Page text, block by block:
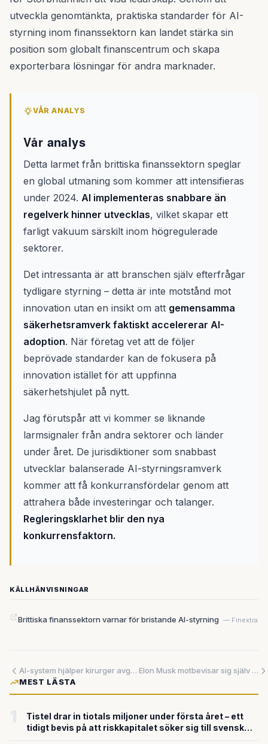
utveckla genomtänkta, praktiska standarder för AI-
styrning inom finanssektorn kan landet stärka sin
position som globalt finanscentrum och skapa
exporterbara lösningar för andra marknader.
VÅR ANALYS
Vår analys
Detta larmet från brittiska finanssektorn speglar
en global utmaning som kommer att intensifieras
under 2024. AI implementeras snabbare än
regelverk hinner utvecklas, vilket skapar ett
farligt vakuum särskilt inom högregulerade
sektorer.
Det intressanta är att branschen själv efterfrågar
tydligare styrning – detta är inte motstånd mot
innovation utan en insikt om att gemensamma
säkerhetsramverk faktiskt accelererar AI-
adoption. När företag vet att de följer
beprövade standarder kan de fokusera på
innovation istället för att uppfinna
säkerhetshjulet på nytt.
Jag förutspår att vi kommer se liknande
larmsignaler från andra sektorer och länder
under året. De jurisdiktioner som snabbast
utvecklar balanserade AI-styrningsramverk
kommer att få konkurransfördelar genom att
attrahera både investeringar och talanger.
Regleringsklarhet blir den nya
konkurrensfaktorn.
KÄLLHÄNVISNINGAR
Brittiska finanssektorn varnar för bristande AI-styrning — Finextra
AI-system hjälper kirurger avgränsa tumörer med 96% träffsäkerhet – så kan tekniken förändra svensk sjukvård
Elon Musk motbevisar sig själv under ed – AI-stämningen i fara
MEST LÄSTA
Tistel drar in tiotals miljoner under första året – ett
tidigt bevis på att riskkapitalet söker sig till svensk